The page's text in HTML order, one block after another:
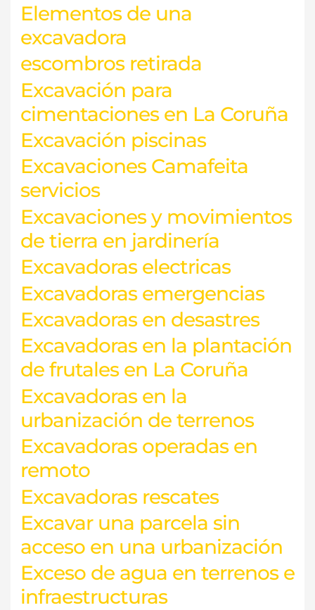
Elementos de una
excavadora
escombros retirada
Excavación para
cimentaciones en La Coruña
Excavación piscinas
Excavaciones Camafeita
servicios
Excavaciones y movimientos
de tierra en jardinería
Excavadoras electricas
Excavadoras emergencias
Excavadoras en desastres
Excavadoras en la plantación
de frutales en La Coruña
Excavadoras en la
urbanización de terrenos
Excavadoras operadas en
remoto
Excavadoras rescates
Excavar una parcela sin
acceso en una urbanización
Exceso de agua en terrenos e
infraestructuras